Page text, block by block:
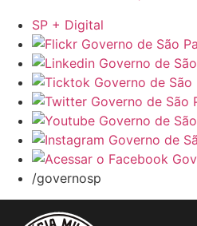
SP + Digital
/governosp